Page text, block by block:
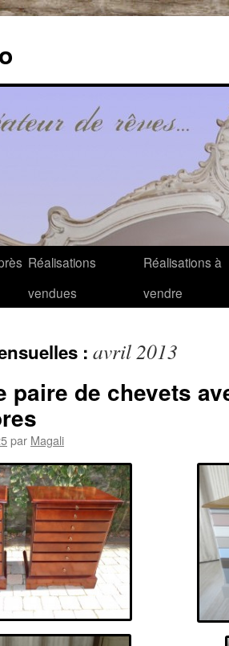
Réalisations
vendues
Réalisations à
vendre
: avril 2013
paire de chevets
par Magali